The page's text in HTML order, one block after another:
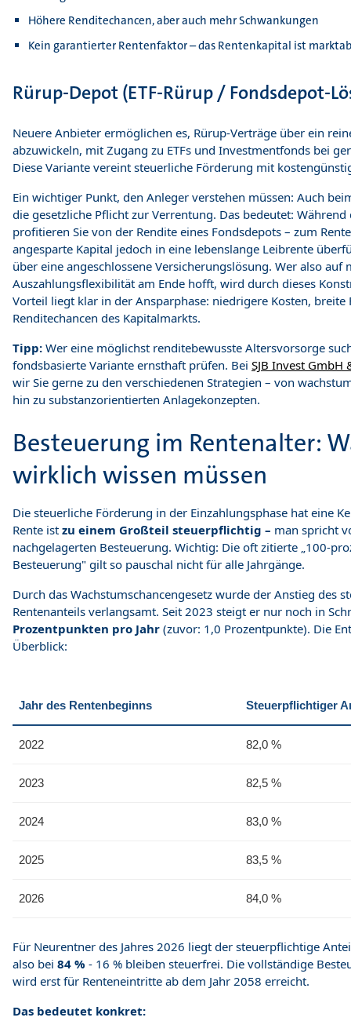
Höhere Renditechancen, aber auch mehr Schwankungen
Kein garantierter Rentenfaktor – das Rentenkapital ist
Rürup-Depot (ETF-Rürup / Fondsdepot-
Neuere Anbieter ermöglichen es, Rürup-Verträge über ein
abzuwickeln, mit Zugang zu ETFs und Investmentfonds bei
Diese Variante vereint steuerliche Förderung mit
Ein wichtiger Punkt, den Anleger verstehen müssen: Auch
die gesetzliche Pflicht zur Verrentung. Das bedeutet: Während
profitieren Sie von der Rendite eines Fondsdepots – zum
angesparte Kapital jedoch in eine lebenslange Leibrente
über eine angeschlossene Versicherungslösung. Wer also auf
Auszahlungsflexibilität am Ende hofft, wird durch dieses
Vorteil liegt klar in der Ansparphase: niedrigere Kosten, breite
Renditechancen des Kapitalmarkts.
Tipp: Wer eine möglichst renditebewusste Altersvorsorge
fondsbasierte Variante ernsthaft prüfen. Bei SJB Invest GmbH
wir Sie gerne zu den verschiedenen Strategien – von
hin zu substanzorientierten Anlagekonzepten.
Besteuerung im Rentenalter:
wirklich wissen müssen
Die steuerliche Förderung in der Einzahlungsphase hat eine
Rente ist zu einem Großteil steuerpflichtig – man spricht
nachgelagerten Besteuerung. Wichtig: Die oft zitierte „100-
Besteuerung" gilt so pauschal nicht für alle Jahrgänge.
Durch das Wachstumschancengesetz wurde der Anstieg des
Rentenanteils verlangsamt. Seit 2023 steigt er nur noch in
Prozentpunkten pro Jahr (zuvor: 1,0 Prozentpunkte). Die
Überblick:
Jahr des Rentenbeginns Steuerpflichtiger
2022 82,0 %
2023 82,5 %
2024 83,0 %
2025 83,5 %
2026 84,0 %
Für Neurentner des Jahres 2026 liegt der steuerpflichtige
also bei 84 % - 16 % bleiben steuerfrei. Die vollständige
wird erst für Renteneintritte ab dem Jahr 2058 erreicht.
Das bedeutet konkret: